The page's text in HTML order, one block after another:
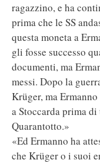
ragazzino, e ha
prima che le SS
questa moneta a
gli fosse successo
documenti, ma
messi. Dopo la
Krüger, ma
a Stoccarda prima
Quarantotto.»
«Ed Ermanno ha
che Krüger o i suoi